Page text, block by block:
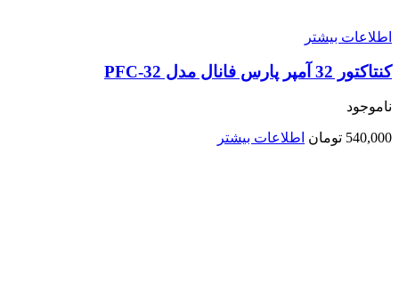
اطلاعات بیشتر
کنتاکتور 32 آمپر پارس فانال مدل PFC-32
ناموجود
540,000 تومان اطلاعات بیشتر